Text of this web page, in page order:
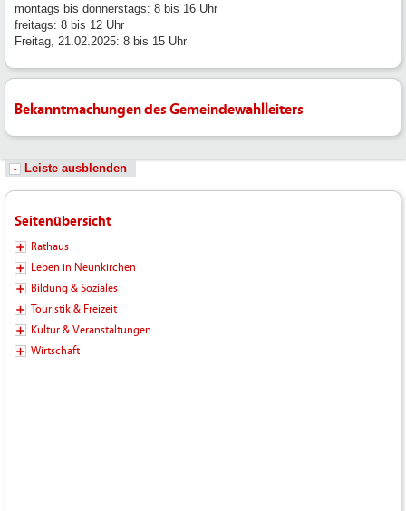
montags bis donnerstags: 8 bis 16 Uhr
freitags: 8 bis 12 Uhr
Freitag, 21.02.2025: 8 bis 15 Uhr
Bekanntmachungen des Gemeindewahlleiters
Leiste ausblenden
Seitenübersicht
Rathaus
Leben in Neunkirchen
Bildung & Soziales
Touristik & Freizeit
Kultur & Veranstaltungen
Wirtschaft